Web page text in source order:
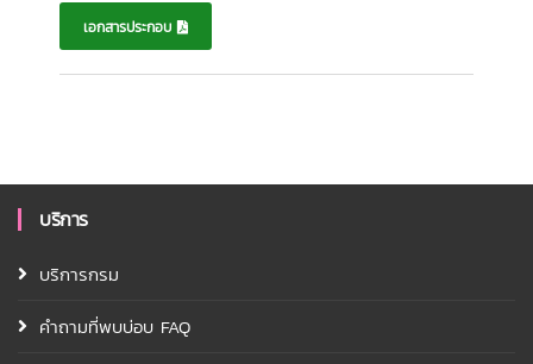
เอกสารประกอบ
บริการ
บริการกรม
คำถามที่พบบ่อบ FAQ